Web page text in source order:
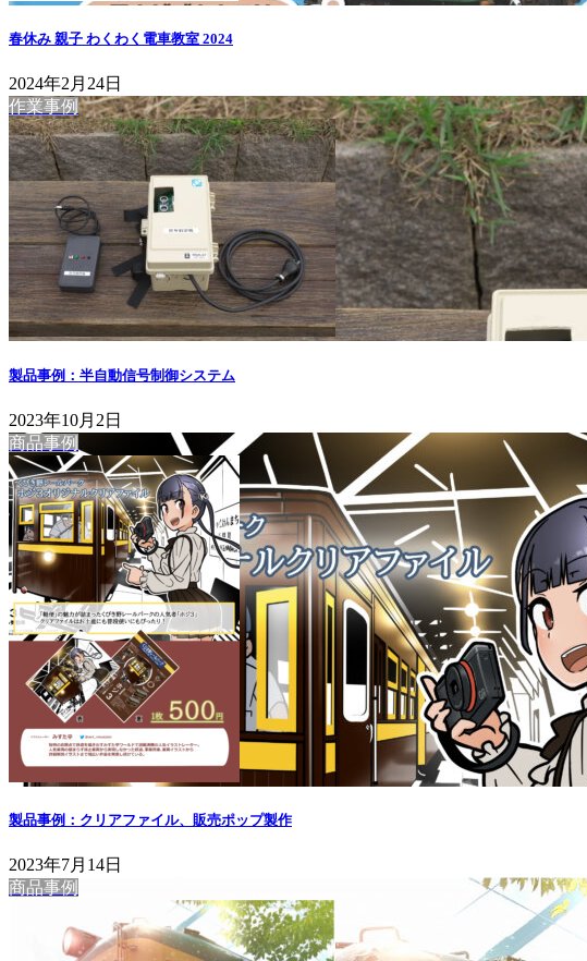
春休み 親子 わくわく電車教室 2024
2024年2月24日
作業事例
製品事例：半自動信号制御システム
2023年10月2日
商品事例
製品事例：クリアファイル、販売ポップ製作
2023年7月14日
商品事例